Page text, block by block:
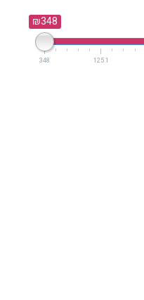
₪348
348 1 125